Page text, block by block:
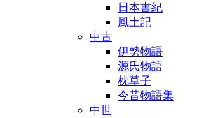
日本書紀
風土記
中古
伊勢物語
源氏物語
枕草子
今昔物語集
中世